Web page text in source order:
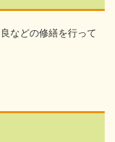
などの修繕を行って